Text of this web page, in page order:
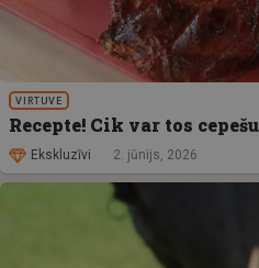
VIRTUVE
Recepte! Cik var tos
Ekskluzīvi 2. jūnijs, 2026